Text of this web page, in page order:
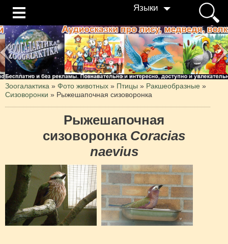
Языки
Зоогалактика » Фото животных » Птицы » Ракшеобразные »
Сизоворонки » Рыжешапочная сизоворонка
Рыжешапочная
сизоворонка Coracias
naevius